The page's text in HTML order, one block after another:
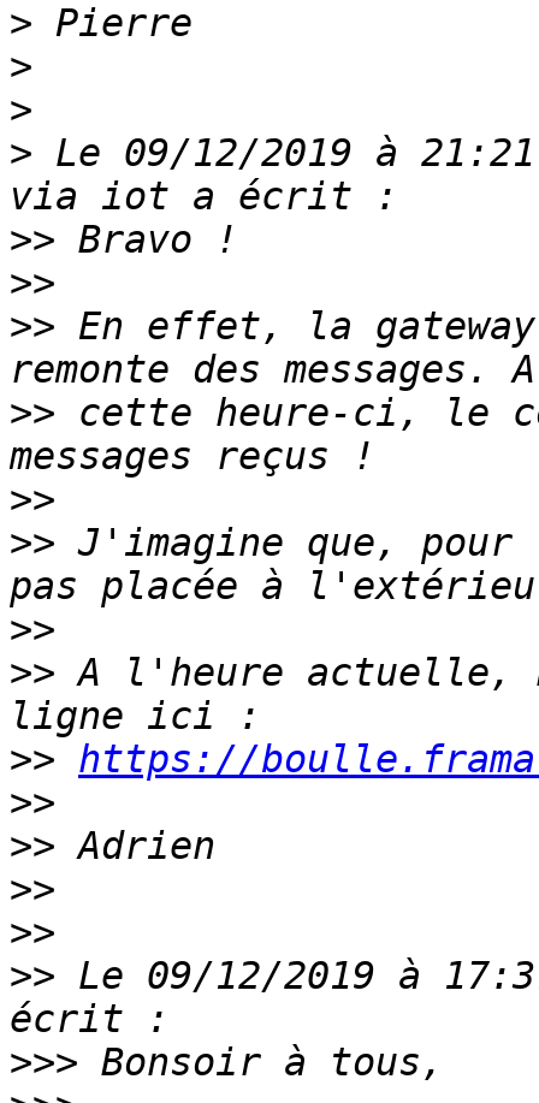
>
>
>
> Le 09/12/2019 à
>>
>>
>> En effet, la
>> cette heure-ci, le
>>
>> J'imagine que,
>>
>> A l'heure actuelle,
>> https://
>>
>>
>>
>>
>> Le 09/12/2019 à
>>>